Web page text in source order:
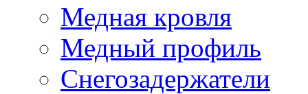
Медная кровля
Медный профиль
Снегозадержатели